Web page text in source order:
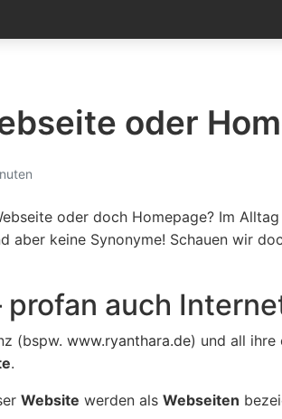
oder
oder doch Homepage? Im
aber keine Synonyme! Schauen wir
profan auch
(bspw. www.ryanthara.de) und all ihre
.
Website werden als Webseiten